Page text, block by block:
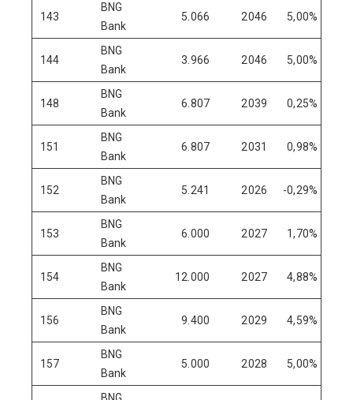
143
BNG
Bank
5.066 2046 5,00%
144
BNG
Bank
3.966 2046 5,00%
148
BNG
Bank
6.807 2039 0,25%
151
BNG
Bank
6.807 2031 0,98%
152
BNG
Bank
5.241 2026 -0,29%
153
BNG
Bank
6.000 2027 1,70%
154
BNG
Bank
12.000 2027 4,88%
156
BNG
Bank
9.400 2029 4,59%
157
BNG
Bank
5.000 2028 5,00%